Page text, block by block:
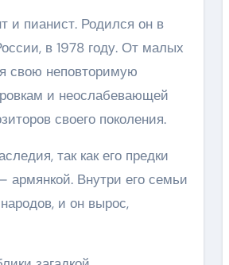
и пианист. Родился он в
в 1978 году. От малых
свою неповторимую
и неослабевающей
своего поколения.
так как его предки
Внутри его семьи
и он вырос,